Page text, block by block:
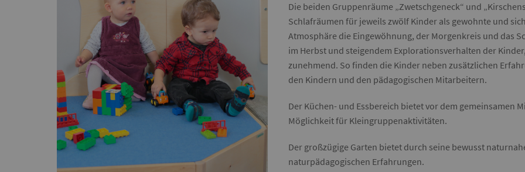
Die beiden Gruppenräume „Zwetschgeneck“ und
Schlafräumen für jeweils zwölf Kinder als gewohnte und
Atmosphäre die Eingewöhnung, der Morgenkreis und das
im Herbst und steigendem Explorationsverhalten der
zunehmend. So finden die Kinder neben zusätzlichen
den Kindern und den pädagogischen Mitarbeitern.
Der Küchen- und Essbereich bietet vor dem gemeinsamen
Möglichkeit für Kleingruppenaktivitäten.
Der großzügige Garten bietet durch seine bewusst
naturpädagogischen Erfahrungen.